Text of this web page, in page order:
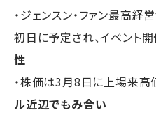
・ジェンスン・ファン最高経
初日に予定され、イベント
性
・株価は3月8日に上場来高
ル近辺でもみ合い